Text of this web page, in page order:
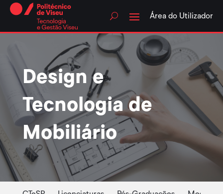
Skip
Área do Utilizador
Design e
Tecnologia de
Mobiliário